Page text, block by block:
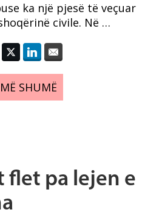
ka një pjesë të veçuar
civile. Në …
SHUMË
flet pa lejen e